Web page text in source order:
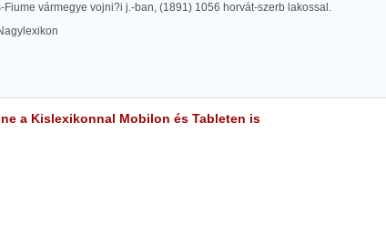
Fiume vármegye vojni?i j.-ban, (1891) 1056 horvát-szerb lakossal.
a Kislexikonnal Mobilon és Tableten is